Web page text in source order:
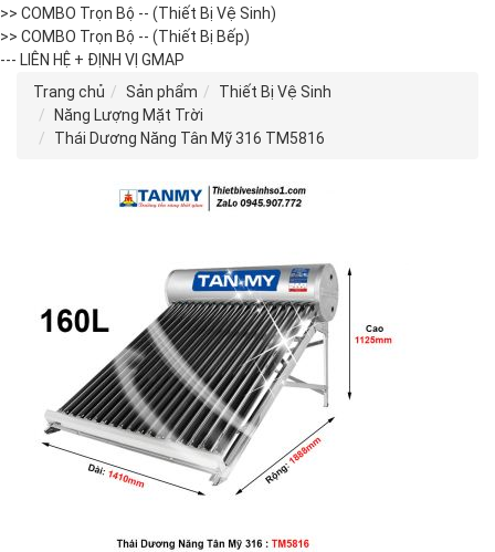
>> COMBO Trọn Bộ -- (Thiết Bị Vệ Sinh)
>> COMBO Trọn Bộ -- (Thiết Bị Bếp)
--- LIÊN HỆ + ĐỊNH VỊ GMAP
Trang chủ
Sản phẩm
Thiết Bị Vệ Sinh
Năng Lượng Mặt Trời
Thái Dương Năng Tân Mỹ 316 TM5816